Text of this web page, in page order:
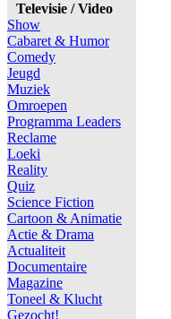
Televisie / Video
Show
Cabaret & Humor
Comedy
Jeugd
Muziek
Omroepen
Programma Leaders
Reclame
Loeki
Reality
Quiz
Science Fiction
Cartoon & Animatie
Actie & Drama
Actualiteit
Documentaire
Magazine
Toneel & Klucht
Gezocht!